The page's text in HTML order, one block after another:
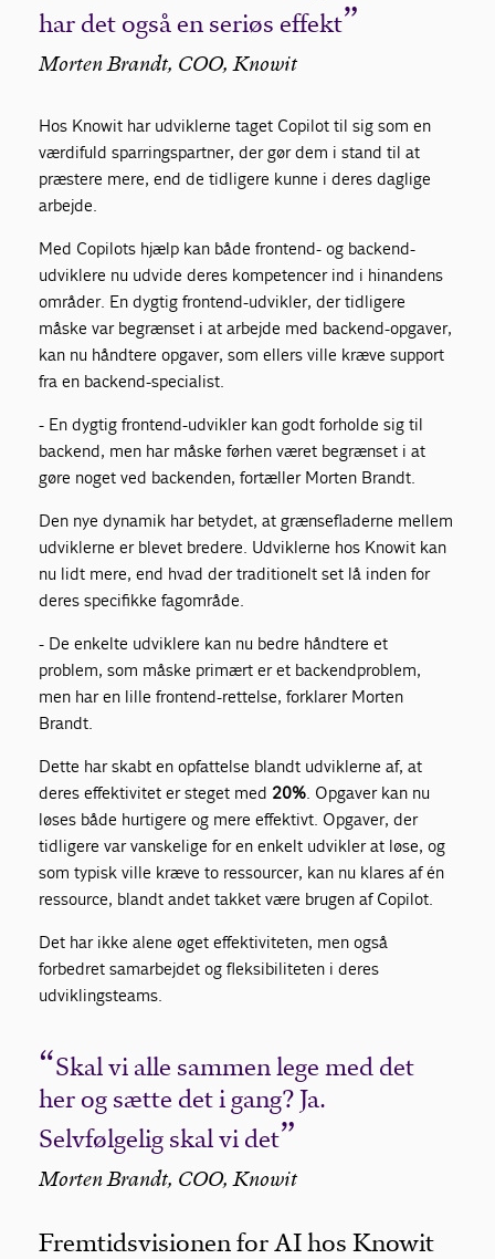
har det også en seriøs effekt
Morten Brandt, COO, Knowit
Hos Knowit har udviklerne taget Copilot til sig som en
værdifuld sparringspartner, der gør dem i stand til at
præstere mere, end de tidligere kunne i deres daglige
arbejde.
Med Copilots hjælp kan både frontend- og backend-
udviklere nu udvide deres kompetencer ind i hinandens
områder. En dygtig frontend-udvikler, der tidligere
måske var begrænset i at arbejde med backend-opgaver,
kan nu håndtere opgaver, som ellers ville kræve support
fra en backend-specialist.
- En dygtig frontend-udvikler kan godt forholde sig til
backend, men har måske førhen været begrænset i at
gøre noget ved backenden, fortæller Morten Brandt.
Den nye dynamik har betydet, at grænsefladerne mellem
udviklerne er blevet bredere. Udviklerne hos Knowit kan
nu lidt mere, end hvad der traditionelt set lå inden for
deres specifikke fagområde.
- De enkelte udviklere kan nu bedre håndtere et
problem, som måske primært er et backendproblem,
men har en lille frontend-rettelse, forklarer Morten
Brandt.
Dette har skabt en opfattelse blandt udviklerne af, at
deres effektivitet er steget med 20% . Opgaver kan nu
løses både hurtigere og mere effektivt. Opgaver, der
tidligere var vanskelige for en enkelt udvikler at løse, og
som typisk ville kræve to ressourcer, kan nu klares af én
ressource, blandt andet takket være brugen af Copilot.
Det har ikke alene øget effektiviteten, men også
forbedret samarbejdet og fleksibiliteten i deres
udviklingsteams.
Skal vi alle sammen lege med det
her og sætte det i gang? Ja.
Selvfølgelig skal vi det
Morten Brandt, COO, Knowit
Fremtidsvisionen for AI hos Knowit